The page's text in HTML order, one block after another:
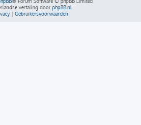
vertaling door phpBB.nl
| Gebruikersvoorwaarden